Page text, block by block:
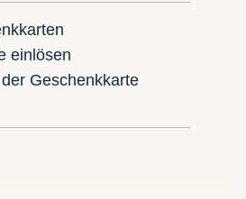
einlösen
Geschenkkarte